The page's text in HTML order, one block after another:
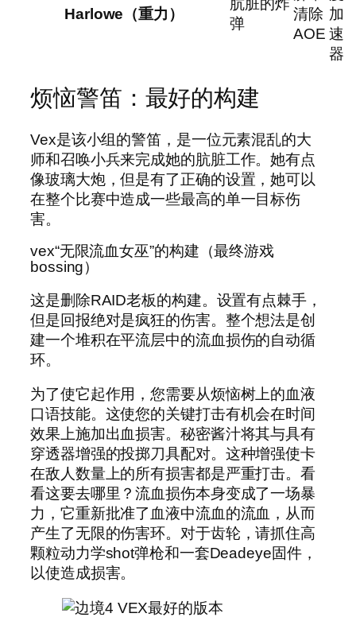
Harlowe（重力）
肮脏的炸
弹
清除
AOE
加
速
器
烦恼警笛：最好的构建
Vex是该小组的警笛，是一位元素混乱的大
师和召唤小兵来完成她的肮脏工作。她有点
像玻璃大炮，但是有了正确的设置，她可以
在整个比赛中造成一些最高的单一目标伤
害。
vex“无限流血女巫”的构建（最终游戏
bossing）
这是删除RAID老板的构建。设置有点棘手，
但是回报绝对是疯狂的伤害。整个想法是创
建一个堆积在平流层中的流血损伤的自动循
环。
为了使它起作用，您需要从烦恼树上的血液
口语技能。这使您的关键打击有机会在时间
效果上施加出血损害。秘密酱汁将其与具有
穿透器增强的投掷刀具配对。这种增强使卡
在敌人数量上的所有损害都是严重打击。看
看这要去哪里？流血损伤本身变成了一场暴
力，它重新批准了血液中流血的流血，从而
产生了无限的伤害环。对于齿轮，请抓住高
颗粒动力学shot弹枪和一套Deadeye固件，
以使造成损害。